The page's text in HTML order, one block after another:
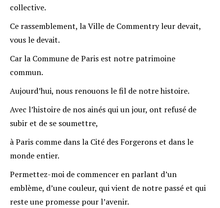
collective.
Ce rassemblement, la Ville de Commentry leur devait,
vous le devait.
Car la Commune de Paris est notre patrimoine
commun.
Aujourd’hui, nous renouons le fil de notre histoire.
Avec l’histoire de nos ainés qui un jour, ont refusé de
subir et de se soumettre,
à Paris comme dans la Cité des Forgerons et dans le
monde entier.
Permettez-moi de commencer en parlant d’un
emblème, d’une couleur, qui vient de notre passé et qui
reste une promesse pour l’avenir.